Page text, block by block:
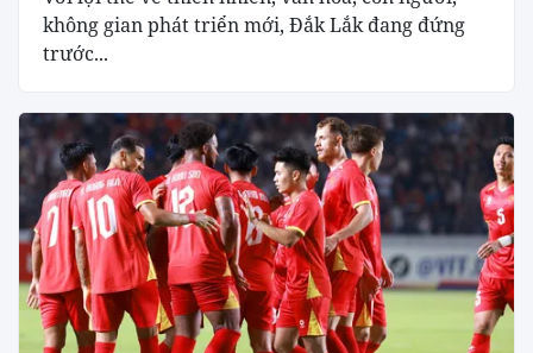
không gian phát triển mới, Đắk Lắk đang đứng
trước...